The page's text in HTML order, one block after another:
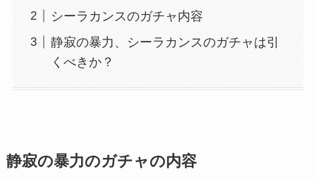
シーラカンスのガチャ内容
静寂の暴力、シーラカンスのガチャは引
くべきか？
静寂の暴力のガチャの内容